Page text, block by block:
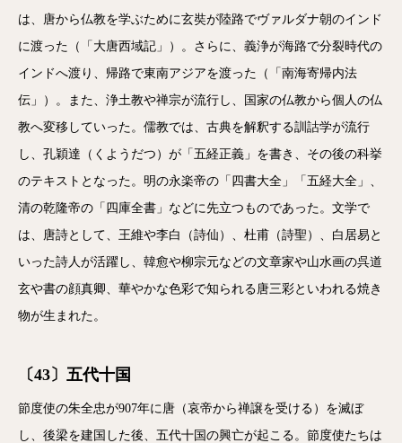
は、唐から仏教を学ぶために玄奘が陸路でヴァルダナ朝のインド
に渡った（「大唐西域記」）。さらに、義浄が海路で分裂時代の
インドへ渡り、帰路で東南アジアを渡った（「南海寄帰内法
伝」）。また、浄土教や禅宗が流行し、国家の仏教から個人の仏
教へ変移していった。儒教では、古典を解釈する訓詁学が流行
し、孔穎達（くようだつ）が「五経正義」を書き、その後の科挙
のテキストとなった。明の永楽帝の「四書大全」「五経大全」、
清の乾隆帝の「四庫全書」などに先立つものであった。文学で
は、唐詩として、王維や李白（詩仙）、杜甫（詩聖）、白居易と
いった詩人が活躍し、韓愈や柳宗元などの文章家や山水画の呉道
玄や書の顔真卿、華やかな色彩で知られる唐三彩といわれる焼き
物が生まれた。
〔43〕五代十国
節度使の朱全忠が907年に唐（哀帝から禅譲を受ける）を滅ぼ
し、後梁を建国した後、五代十国の興亡が起こる。節度使たちは